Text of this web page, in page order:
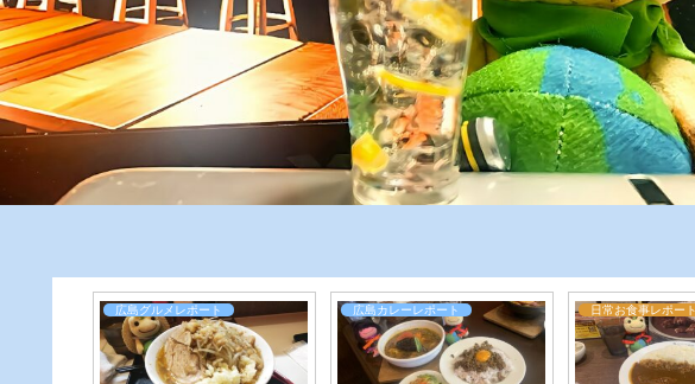
広島グルメレポート 広島カレーレポート 日常お食事レポート